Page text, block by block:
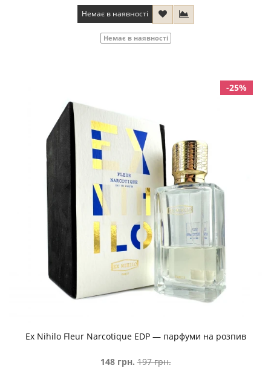
Немає в наявності
Немає в наявності
-25%
Ex Nihilo Fleur Narcotique EDP — парфуми на розпив
148 грн. 197 грн.